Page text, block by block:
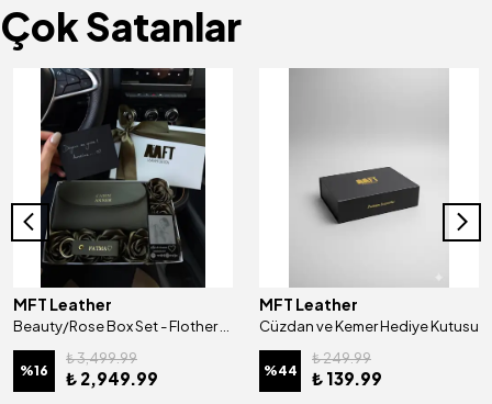
Çok Satanlar
MFT Leather
%16
₺ 3,499.99
₺ 2,949.99
MFT Leather
Cüzdan ve Kemer Hediye Kutusu
%44
₺ 249.99
₺ 139.99